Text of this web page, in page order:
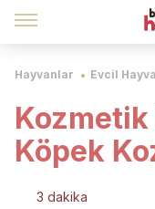
Hayvanlar Evcil
Köpek
3 dakika